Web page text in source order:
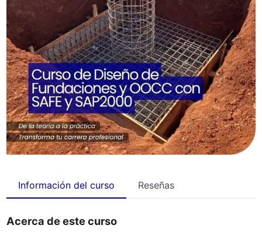
Información del curso Reseñas
Acerca de este curso